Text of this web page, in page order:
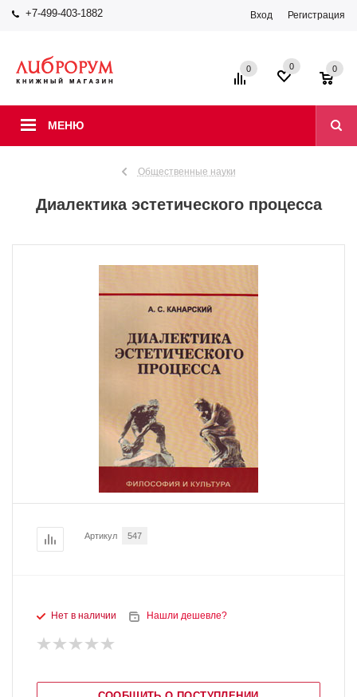
+7-499-403-1882 Вход Регистрация
МЕНЮ
0 0 0
Общественные науки
Диалектика эстетического процесса
Артикул 547
Нет в наличии Нашли дешевле?